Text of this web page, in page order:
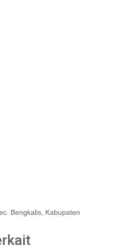
Bengkalis, Kabupaten